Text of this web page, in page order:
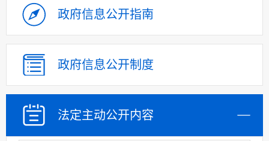
政府信息公开指南
政府信息公开制度
法定主动公开内容